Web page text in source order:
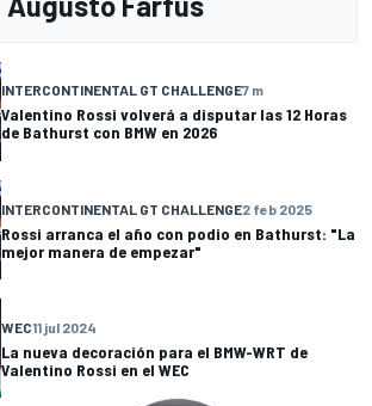
INTERCONTINENTAL GT CHALLENGE7 m
Valentino Rossi volverá a disputar las 12 Horas
de Bathurst con BMW en 2026
INTERCONTINENTAL GT CHALLENGE2 feb 2025
Rossi arranca el año con podio en Bathurst: "La
mejor manera de empezar"
WEC11 jul 2024
La nueva decoración para el BMW-WRT de
Valentino Rossi en el WEC